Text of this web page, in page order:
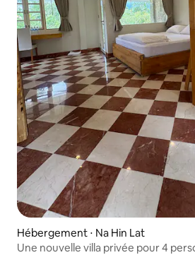
Hébergement ⋅ Na Hin Lat
Une nouvelle villa privée pour 4